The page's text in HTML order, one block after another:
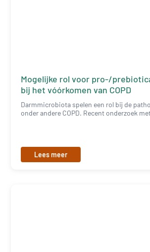
Mogelijke rol voor pro-/
bij het vóórkomen van COPD
Darmmicrobiota spelen een rol bij de
onder andere COPD. Recent onderzoek
Lees meer